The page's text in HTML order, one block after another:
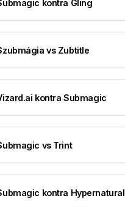
kontra Gling
vs Zubtitle
kontra Submagic
vs Trint
kontra Hypernatural